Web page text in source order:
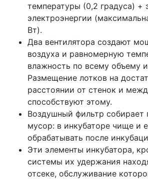
температуры (0,2 градуса) +
электроэнергии
Вт).
Два вентилятора создают
воздуха и равномерную
влажность по всему объему
Размещение лотков на
расстоянии от стенок и
способствуют этому.
Воздушный фильтр собирает
мусор: в инкубаторе чище и
обрабатывать после
Эти элементы инкубатора,
системы их удержания
отсеке, обслуживание